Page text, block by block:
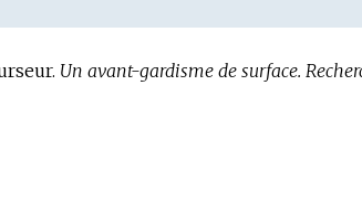
Un avant-gardisme de surface.